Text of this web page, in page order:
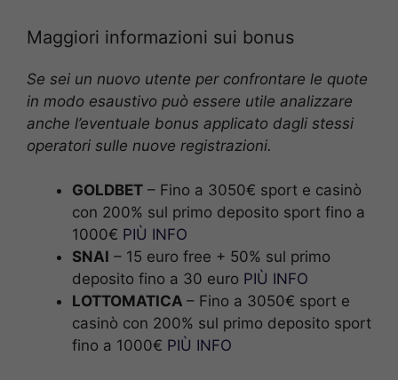
Maggiori informazioni sui bonus
Se sei un nuovo utente per confrontare le quote
in modo esaustivo può essere utile analizzare
anche l’eventuale bonus applicato dagli stessi
operatori sulle nuove registrazioni.
GOLDBET – Fino a 3050€ sport e casinò
con 200% sul primo deposito sport fino a
1000€ PIÙ INFO
SNAI – 15 euro free + 50% sul primo
deposito fino a 30 euro PIÙ INFO
LOTTOMATICA – Fino a 3050€ sport e
casinò con 200% sul primo deposito sport
fino a 1000€ PIÙ INFO